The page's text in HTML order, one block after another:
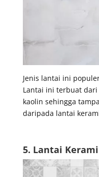
Jenis lantai ini
Lantai ini terbuat
kaolin sehingga
daripada lantai
5. Lantai